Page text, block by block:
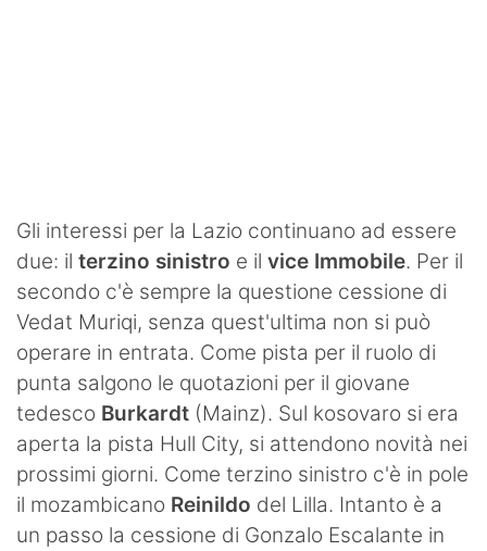
Contatti
Gli interessi per la Lazio continuano ad essere
due: il terzino sinistro e il vice Immobile. Per il
secondo c'è sempre la questione cessione di
Vedat Muriqi, senza quest'ultima non si può
operare in entrata. Come pista per il ruolo di
punta salgono le quotazioni per il giovane
tedesco Burkardt (Mainz). Sul kosovaro si era
aperta la pista Hull City, si attendono novità nei
prossimi giorni. Come terzino sinistro c'è in pole
il mozambicano Reinildo del Lilla. Intanto è a
un passo la cessione di Gonzalo Escalante in